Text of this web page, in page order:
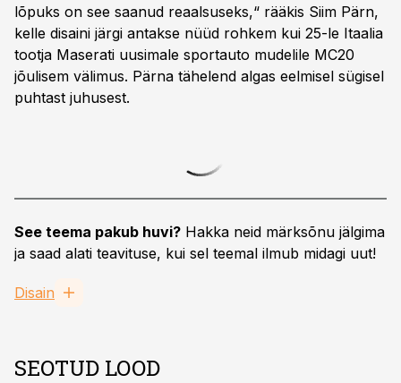
lõpuks on see saanud reaalsuseks,“ rääkis Siim Pärn,
kelle disaini järgi antakse nüüd rohkem kui 25-le Itaalia
tootja Maserati uusimale sportauto mudelile MC20
jõulisem välimus. Pärna tähelend algas eelmisel sügisel
puhtast juhusest.
See teema pakub huvi? Hakka neid märksõnu jälgima
ja saad alati teavituse, kui sel teemal ilmub midagi uut!
Disain
SEOTUD LOOD